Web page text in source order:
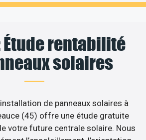
Étude rentabilité
solaires
de panneaux solaires à
(45) offre une étude gratuite
votre future centrale solaire. Nous